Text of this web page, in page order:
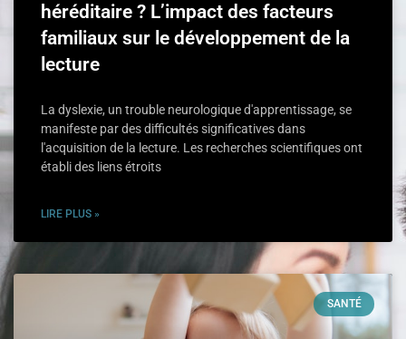
héréditaire ? L’impact des facteurs
familiaux sur le développement de la
lecture
La dyslexie, un trouble neurologique d'apprentissage, se
manifeste par des difficultés significatives dans
l'acquisition de la lecture. Les recherches scientifiques ont
établi des liens étroits
LIRE PLUS »
SANTÉ